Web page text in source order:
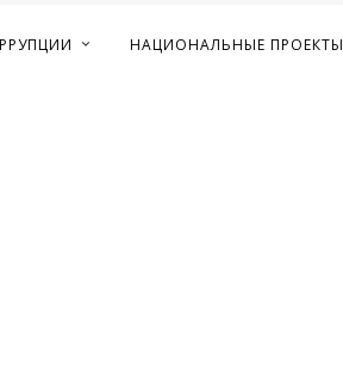
НАЦИОНАЛЬНЫЕ ПРОЕКТЫ